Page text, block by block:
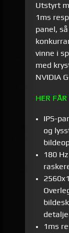
Utstyrt
1ms
panel,
vinne i
med
NVIDIA
HER
IPS-
og
180
1ms